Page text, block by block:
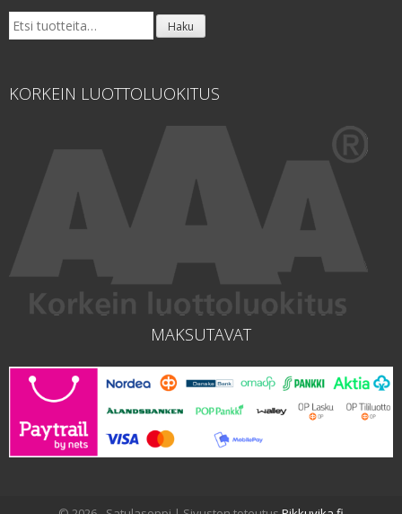
Etsi: Haku
KORKEIN LUOTTOLUOKITUS
MAKSUTAVAT